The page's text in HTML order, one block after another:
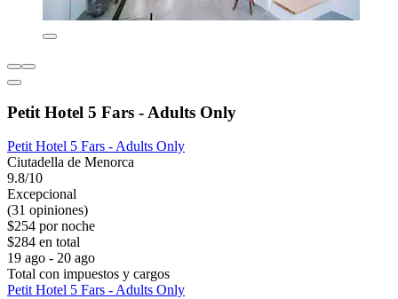
Petit Hotel 5 Fars - Adults Only
Petit Hotel 5 Fars - Adults Only
Ciutadella de Menorca
9.8/10
Excepcional
(31 opiniones)
$254 por noche
$284 en total
19 ago - 20 ago
Total con impuestos y cargos
Petit Hotel 5 Fars - Adults Only